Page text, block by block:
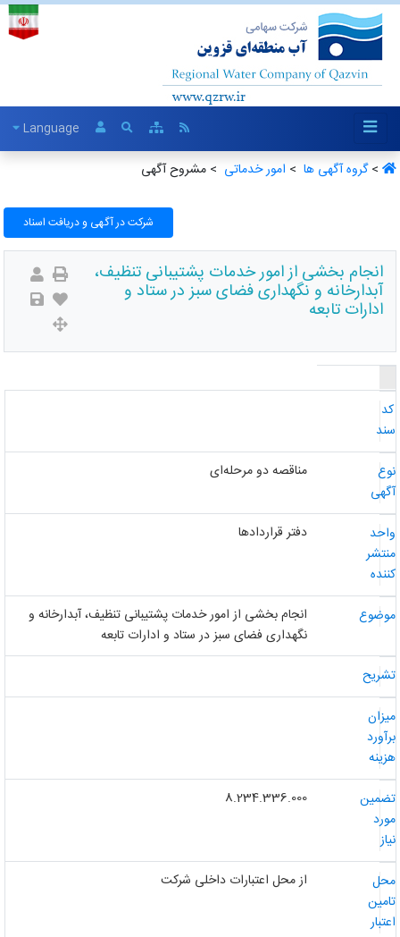
Language
>گروه آگهی ها ‏>امور خدماتی ‏> مشروح آگهی
شرکت در آگهی و دریافت اسناد
انجام بخشی از امور خدمات پشتیبانی تنظیف،
آبدارخانه و نگهداری فضای سبز در ستاد و
ادارات تابعه
مناقصه دو مرحله‌ای
دفتر قراردادها
انجام بخشی از امور خدمات پشتیبانی تنظیف، آبدارخانه و
نگهداری فضای سبز در ستاد و ادارات تابعه
8.234.336.000
از محل اعتبارات داخلی شرکت